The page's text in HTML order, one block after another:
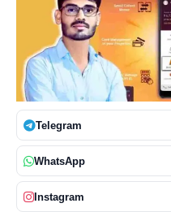
Telegram
WhatsApp
Instagram